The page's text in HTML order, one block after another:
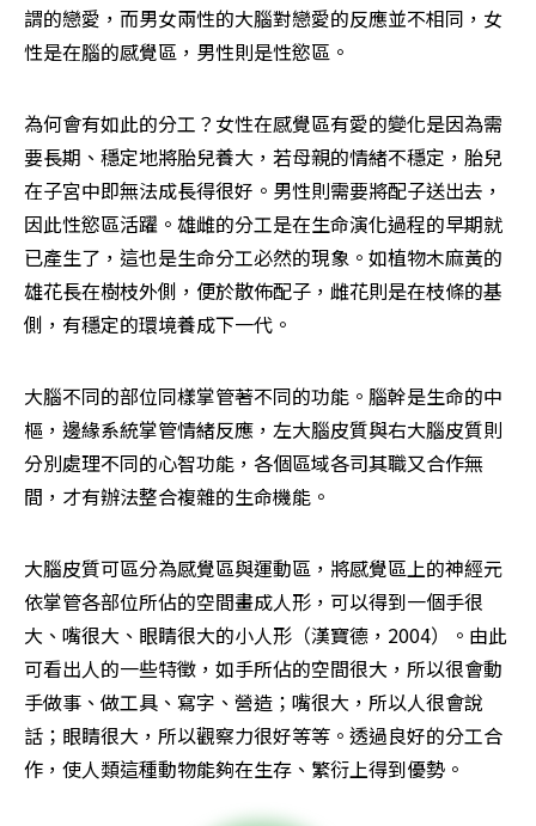
謂的戀愛，而男女兩性的大腦對戀愛的反應並不相同，女
性是在腦的感覺區，男性則是性慾區。
為何會有如此的分工？女性在感覺區有愛的變化是因為需
要長期、穩定地將胎兒養大，若母親的情緒不穩定，胎兒
在子宮中即無法成長得很好。男性則需要將配子送出去，
因此性慾區活躍。雄雌的分工是在生命演化過程的早期就
已產生了，這也是生命分工必然的現象。如植物木麻黃的
雄花長在樹枝外側，便於散佈配子，雌花則是在枝條的基
側，有穩定的環境養成下一代。
大腦不同的部位同樣掌管著不同的功能。腦幹是生命的中
樞，邊緣系統掌管情緒反應，左大腦皮質與右大腦皮質則
分別處理不同的心智功能，各個區域各司其職又合作無
間，才有辦法整合複雜的生命機能。
大腦皮質可區分為感覺區與運動區，將感覺區上的神經元
依掌管各部位所佔的空間畫成人形，可以得到一個手很
大、嘴很大、眼睛很大的小人形（漢寶德，2004）。由此
可看出人的一些特徵，如手所佔的空間很大，所以很會動
手做事、做工具、寫字、營造；嘴很大，所以人很會說
話；眼睛很大，所以觀察力很好等等。透過良好的分工合
作，使人類這種動物能夠在生存、繁衍上得到優勢。